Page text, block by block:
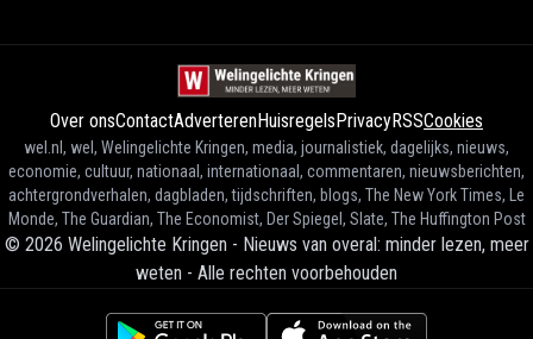
Over onsContactAdverterenHuisregelsPrivacyRSSCookies
wel.nl, wel, Welingelichte Kringen, media, journalistiek, dagelijks, nieuws,
economie, cultuur, nationaal, internationaal, commentaren, nieuwsberichten,
achtergrondverhalen, dagbladen, tijdschriften, blogs, The New York Times, Le
Monde, The Guardian, The Economist, Der Spiegel, Slate, The Huffington Post
© 2026 Welingelichte Kringen - Nieuws van overal: minder lezen, meer
weten - Alle rechten voorbehouden